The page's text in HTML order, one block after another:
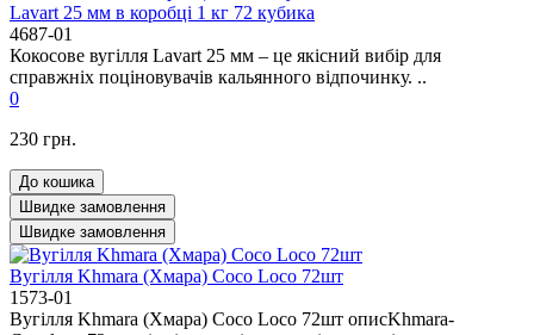
Lavart 25 мм в коробці 1 кг 72 кубика
4687-01
Кокосове вугілля Lavart 25 мм – це якісний вибір для
справжніх поціновувачів кальянного відпочинку. ..
0
230 грн.
До кошика
Швидке замовлення
Швидке замовлення
Вугілля Khmara (Хмара) Coco Loco 72шт
1573-01
Вугілля Khmara (Хмара) Coco Loco 72шт описKhmara-